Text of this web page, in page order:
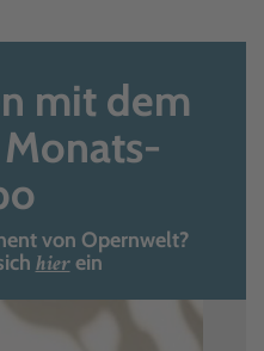
mit dem
von Opernwelt?
hierein